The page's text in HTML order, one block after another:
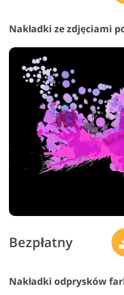
Nakładki ze zdjęciami
Bezpłatny
Nakładki odprysków